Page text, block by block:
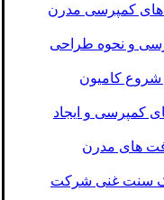
های کمپرسی مدرن
و نحوه طراحی
شروع کامیون
کمپرسی و ایجاد
های مدرن
یک سنت غنی شرکت